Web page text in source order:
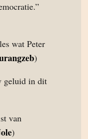
wat Peter
)
geluid in dit
van
)